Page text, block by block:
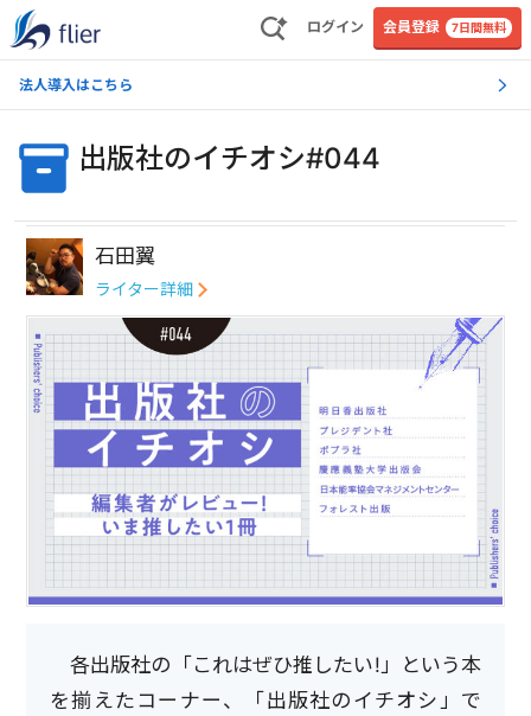
ログイン 会員登録 7日間無料
法人導入はこちら
出版社のイチオシ#044
石田翼
ライター詳細
各出版社の「これはぜひ推したい!」という本
を揃えたコーナー、「出版社のイチオシ」で